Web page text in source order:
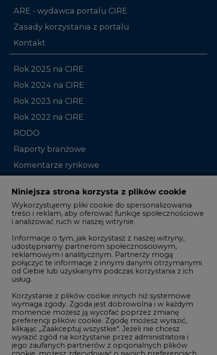
ARE - wydawca portalu CIRE
Zasady korzystania z portalu
Kontakt
Rok 2025 na CIRE
Rok 2024 na CIRE
Rok 2023 na CIRE
Rok 2022 na CIRE
RODO
Raporty branżowe
Komentarze rynkowe
Zmiany kadrowe na rynku
Studio CIRE
Rozmowy o energetyce
Gospodarka
Geopolityka
LTE450
Innowacje i AI
Telekomunikacja i IT
Handel emisjami CO2
Wodór
Niniejsza strona korzysta z plików cookie
Wykorzystujemy pliki cookie do spersonalizowania
treści i reklam, aby oferować funkcje społecznościowe
i analizować ruch w naszej witrynie.
Informacje o tym, jak korzystasz z naszej witryny,
udostępniamy partnerom społecznościowym,
reklamowym i analitycznym. Partnerzy mogą
połączyć te informacje z innymi danymi otrzymanymi
od Ciebie lub uzyskanymi podczas korzystania z ich
usług.
Korzystanie z plików cookie innych niż systemowe
wymaga zgody. Zgoda jest dobrowolna i w każdym
momencie możesz ją wycofać poprzez zmianę
preferencji plików cookie. Zgodę możesz wyrazić,
klikając „Zaakceptuj wszystkie". Jeżeli nie chcesz
wyrazić zgód na korzystanie przez administratora i
jego zaufanych partnerów z opcjonalnych plików
cookie, możesz zdecydować o swoich preferencjach